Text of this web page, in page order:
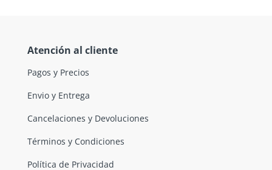
Atención al cliente
Pagos y Precios
Envio y Entrega
Cancelaciones y Devoluciones
Términos y Condiciones
Política de Privacidad